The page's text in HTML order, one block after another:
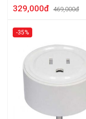
329,000đ 469,000đ
-35%